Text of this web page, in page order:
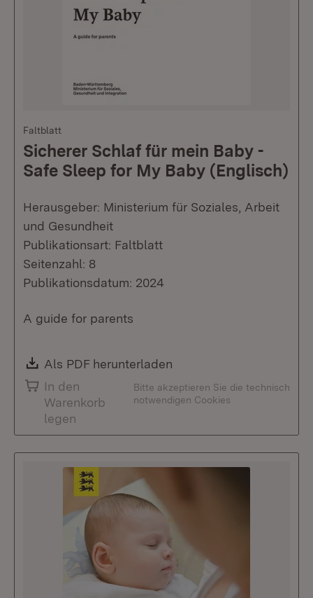
Faltblatt
Sicherer Schlaf für mein Baby -
Safe Sleep for My Baby (Englisch)
Herausgeber: Ministerium für Soziales, Arbeit
und Gesundheit
Publikationsart: Faltblatt
Seitenzahl: 8
Publikationsdatum: 2024
A guide for parents
Download:
Als PDF herunterladen
In den
Warenkorb
legen
Bitte akzeptieren Sie die technisch
notwendigen Cookies